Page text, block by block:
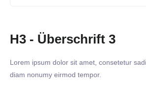
H3 - Überschrift 3
Lorem ipsum dolor sit amet, consetetur
diam nonumy eirmod tempor.